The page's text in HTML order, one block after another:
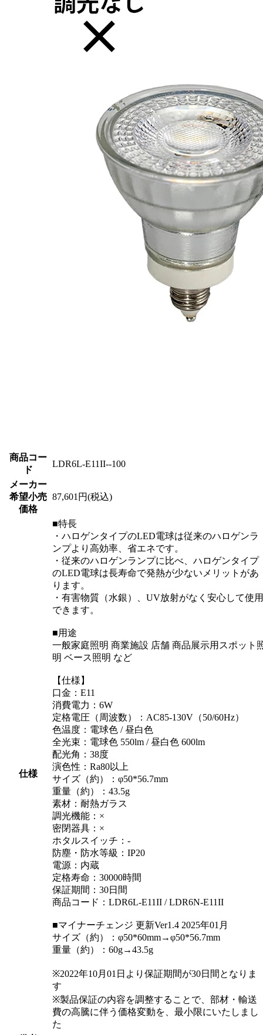
商品コー
ド
LDR6L-E11II--100
メーカー
希望小売
価格
87,601円(税込)
仕様
■特長
・ハロゲンタイプのLED電球は従来のハロゲンラ
ンプより高効率、省エネです。
・従来のハロゲンランプに比べ、ハロゲンタイプ
のLED電球は長寿命で発熱が少ないメリットがあ
ります。
・有害物質（水銀）、UV放射がなく安心して使用
できます。
■用途
一般家庭照明 商業施設 店舗 商品展示用スポット
明 ベース照明 など
【仕様】
口金：E11
消費電力：6W
定格電圧（周波数）：AC85-130V（50/60Hz）
色温度：電球色 / 昼白色
全光束：電球色 550lm / 昼白色 600lm
配光角：38度
演色性：Ra80以上
サイズ（約）：φ50*56.7mm
重量（約）：43.5g
素材：耐熱ガラス
調光機能：×
密閉器具：×
ホタルスイッチ：-
防塵・防水等級：IP20
電源：内蔵
定格寿命：30000時間
保証期間：30日間
商品コード：LDR6L-E11II / LDR6N-E11II
■マイナーチェンジ 更新Ver1.4 2025年01月
サイズ（約）：φ50*60mm→φ50*56.7mm
重量（約）：60g→43.5g
※2022年10月01日より保証期間が30日間となりま
す
※製品保証の内容を調整することで、部材・輸送
費の高騰に伴う価格変動を、最小限にいたしまし
た